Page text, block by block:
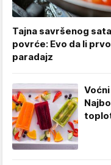
Tajna savršenog
povrće: Evo da li
paradajz